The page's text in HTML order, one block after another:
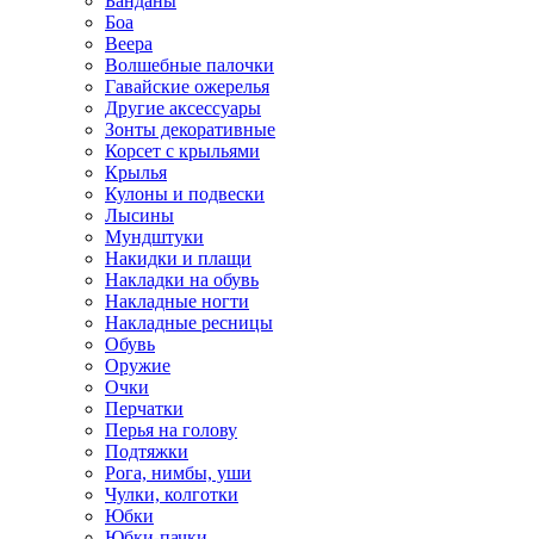
Боа
Веера
Волшебные палочки
Гавайские ожерелья
Другие аксессуары
Зонты декоративные
Корсет с крыльями
Крылья
Кулоны и подвески
Лысины
Мундштуки
Накидки и плащи
Накладки на обувь
Накладные ногти
Накладные ресницы
Обувь
Оружие
Очки
Перчатки
Перья на голову
Подтяжки
Рога, нимбы, уши
Чулки, колготки
Юбки